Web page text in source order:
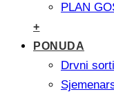
PLAN
+
PONUDA
Drvni